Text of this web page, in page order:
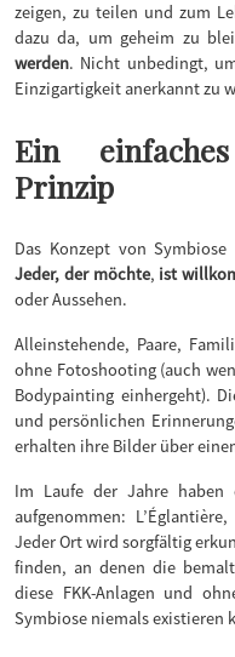
zeigen, zu teilen und zum
dazu da, um geheim zu
werden. Nicht unbedingt,
Einzigartigkeit anerkannt zu
Ein
Prinzip
Das Konzept von
Jeder, der möchte, ist
oder Aussehen.
Alleinstehende, Paare,
ohne Fotoshooting (auch
Bodypainting einhergeht).
und persönlichen
erhalten ihre Bilder über
Im Laufe der Jahre haben
aufgenommen:
Jeder Ort wird sorgfältig
finden, an denen die
diese FKK-Anlagen und
Symbiose niemals existieren